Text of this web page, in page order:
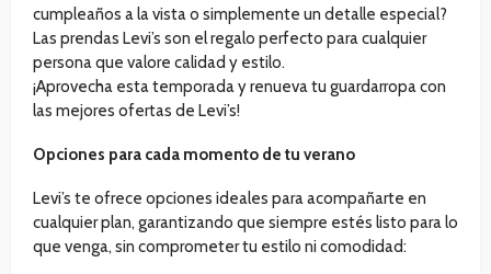
cumpleaños a la vista o simplemente un detalle especial?
Las prendas Levi’s son el regalo perfecto para cualquier
persona que valore calidad y estilo.
¡Aprovecha esta temporada y renueva tu guardarropa con
las mejores ofertas de Levi’s!
Opciones para cada momento de tu verano
Levi’s te ofrece opciones ideales para acompañarte en
cualquier plan, garantizando que siempre estés listo para lo
que venga, sin comprometer tu estilo ni comodidad: